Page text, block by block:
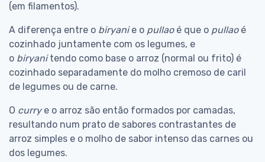
(em filamentos).
A diferença entre o biryanie o pullaoé que o pullaoé
cozinhado juntamente com os legumes, e
o biryanitendo como base o arroz (normal ou frito) é
cozinhado separadamente do molho cremoso de caril
de legumes ou de carne.
O currye o arroz são então formados por camadas,
resultando num prato de sabores contrastantes de
arroz simples e o molho de sabor intenso das carnes ou
dos legumes.